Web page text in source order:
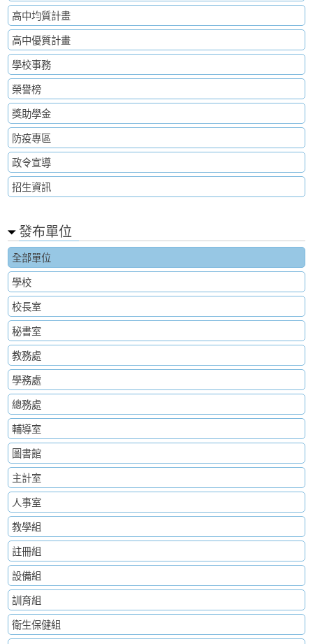
高中均質計畫
高中優質計畫
學校事務
榮譽榜
獎助學金
防疫專區
政令宣導
招生資訊
發布單位
全部單位
學校
校長室
秘書室
教務處
學務處
總務處
輔導室
圖書館
主計室
人事室
教學組
註冊組
設備組
訓育組
衛生保健組